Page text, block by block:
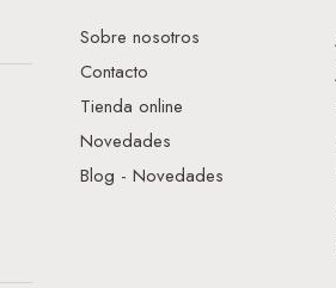
Sobre nosotros
Contacto
Tienda online
Novedades
Blog - Novedades